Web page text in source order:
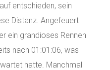
entschieden, sein
Distanz. Angefeuert
ein grandioses Rennen
nach 01:01:06, was
hatte. Manchmal